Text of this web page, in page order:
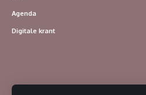
Agenda
Digitale krant